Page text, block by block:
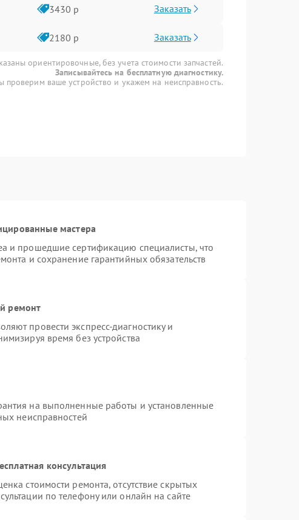
3430 р Заказать
2180 р Заказать
ориентировочные, без учета стоимости запчастей.
Записывайтесь на бесплатную диагностику.
проверим ваше устройство и укажем на неисправность.
мастера
и прошедшие сертификацию специалисты, что
и сохранение гарантийных обязательств
ремонт
провести экспресс-диагностику и
время без устройства
на выполненные работы и установленные
неисправностей
консультация
стоимости ремонта, отсутствие скрытых
по телефону или онлайн на сайте